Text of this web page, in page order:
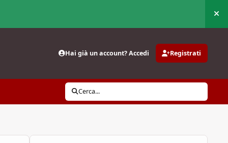
Hai già un account? Accedi Registrati
Cerca...